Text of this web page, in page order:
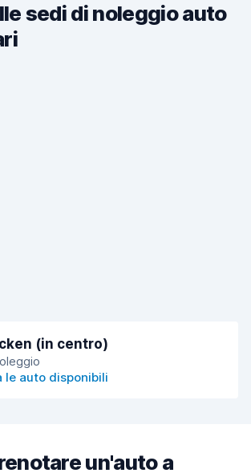
sedi di noleggio auto
(in centro)
le auto disponibili
un'auto a